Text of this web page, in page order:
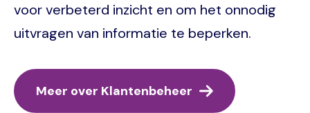
voor verbeterd inzicht en om het onnodig
uitvragen van informatie te beperken.
Meer over Klantenbeheer